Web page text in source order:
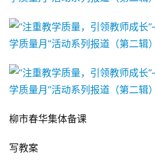
柳市春华集体备课
写教案